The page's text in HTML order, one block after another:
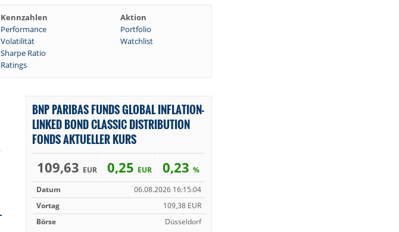
Kennzahlen
Aktion
Performance
Portfolio
Volatilität
Watchlist
Sharpe Ratio
Ratings
BNP PARIBAS FUNDS GLOBAL INFLATION-
LINKED BOND CLASSIC DISTRIBUTION
FONDS AKTUELLER KURS
109,63 EUR 0,25 EUR 0,23%
Datum
06.08.2026 16:15:04
Vortag
109,38 EUR
Börse
Düsseldorf